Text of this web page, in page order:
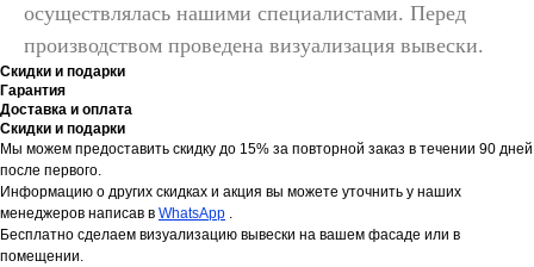
осуществлялась нашими специалистами. Перед
производством проведена визуализация вывески.
Скидки и подарки
Гарантия
Доставка и оплата
Скидки и подарки
Мы можем предоставить скидку до 15% за повторной заказ в течении 90 дней
после первого.
Информацию о других скидках и акция вы можете уточнить у наших
менеджеров написав в WhatsApp .
Бесплатно сделаем визуализацию вывески на вашем фасаде или в
помещении.